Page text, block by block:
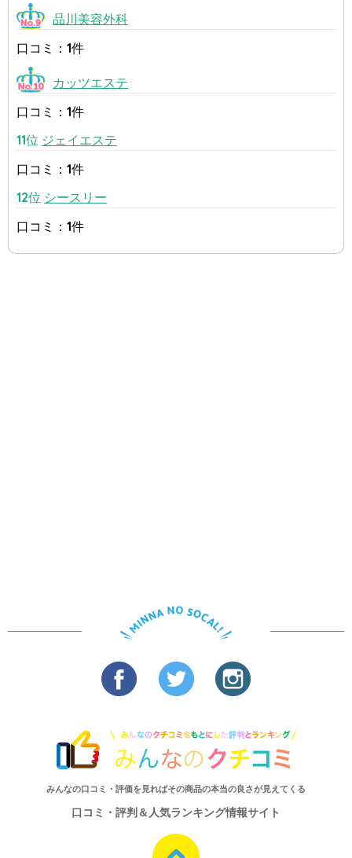
品川美容外科
口コミ：1件
カッツエステ
口コミ：1件
11位 ジェイエステ
口コミ：1件
12位 シースリー
口コミ：1件
みんなの口コミ・評価を見ればその商品の本当の良さが見えてくる
口コミ・評判＆人気ランキング情報サイト